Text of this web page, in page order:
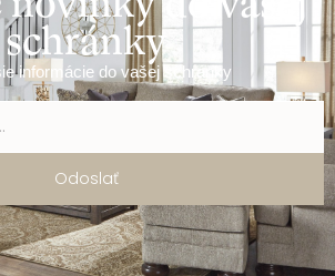
schránky
informácie do vašej schránky
Odoslať